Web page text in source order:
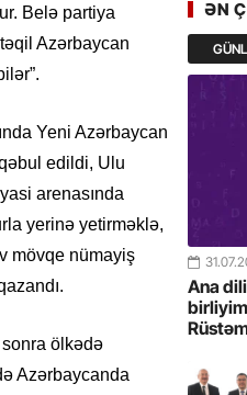
Belə partiya
Azərbaycan
Yeni Azərbaycan
edildi, Ulu
arenasında
yerinə yetirməklə,
mövqe nümayiş
ölkədə
Azərbaycanda
-
YAP
Günü
ƏN
Ana